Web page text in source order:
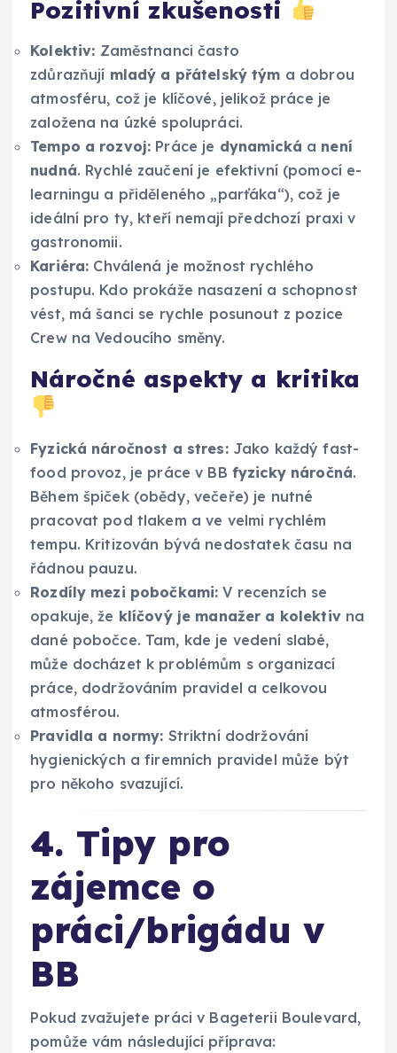
Pozitivní zkušenosti
Kolektiv: Zaměstnanci často
zdůrazňují mladý a přátelský tým a dobrou
atmosféru, což je klíčové, jelikož práce je
založena na úzké spolupráci.
Tempo a rozvoj: Práce je dynamická a není
nudná. Rychlé zaučení je efektivní (pomocí e-
learningu a přiděleného „parťáka“), což je
ideální pro ty, kteří nemají předchozí praxi v
gastronomii.
Kariéra: Chválená je možnost rychlého
postupu. Kdo prokáže nasazení a schopnost
vést, má šanci se rychle posunout z pozice
Crew na Vedoucího směny.
Náročné aspekty a kritika
Fyzická náročnost a stres:Jako každý fast-
food provoz, je práce v BB fyzicky náročná.
Během špiček (obědy, večeře) je nutné
pracovat pod tlakem a ve velmi rychlém
tempu. Kritizován bývá nedostatek času na
řádnou pauzu.
Rozdíly mezi pobočkami: V recenzích se
opakuje, že klíčový je manažer a kolektivna
dané pobočce. Tam, kde je vedení slabé,
může docházet k problémům s organizací
práce, dodržováním pravidel a celkovou
atmosférou.
Pravidla a normy: Striktní dodržování
hygienických a firemních pravidel může být
pro někoho svazující.
4. Tipy pro
zájemce o
práci/brigádu v
BB
Pokud zvažujete práci v Bageterii Boulevard,
pomůže vám následující příprava: